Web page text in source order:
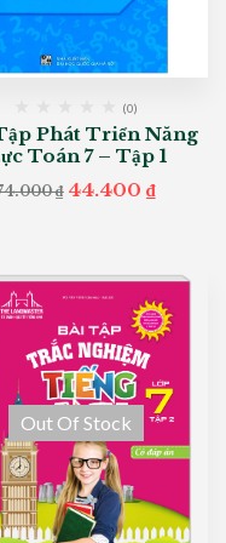
(0)
Phát Triển Năng
Toán 7 – Tập 1
₫ Original
44.400₫Current
price
Out Of Stock